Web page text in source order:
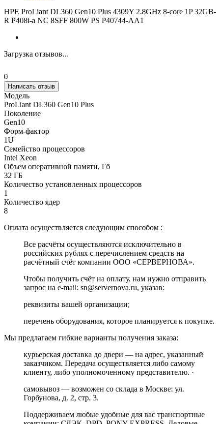
HPE ProLiant DL360 Gen10 Plus 4309Y 2.8GHz 8-core 1P 32GB-
R P408i-a NC 8SFF 800W PS P40744-AA1
Загрузка отзывов...
0
Написать отзыв
Модель
ProLiant DL360 Gen10 Plus
Поколение
Gen10
Форм-фактор
1U
Семейство процессоров
Intel Xeon
Объем оперативной памяти, Гб
32 ГБ
Количество установленных процессоров
1
Количество ядер
8
Оплата осуществляется следующим способом :
Все расчёты осуществляются исключительно в
российских рублях с перечислением средств на
расчётный счёт компании ООО «СЕРВЕРНОВА».
Чтобы получить счёт на оплату, нам нужно отправить
запрос на e-mail: sn@servernova.ru, указав:
реквизиты вашей организации;
перечень оборудования, которое планируется к покупке.
Мы предлагаем гибкие варианты получения заказа:
курьерская доставка до двери — на адрес, указанный
заказчиком. Передача осуществляется либо самому
клиенту, либо уполномоченному представителю. ·
самовывоз — возможен со склада в Москве: ул.
Горбунова, д. 2, стр. 3.
Поддерживаем любые удобные для вас транспортные